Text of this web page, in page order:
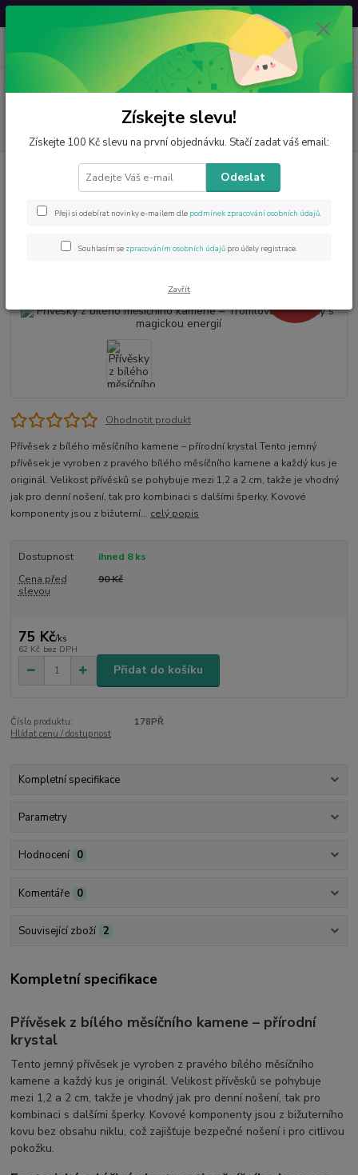
Svatovavřinecká sleva: 20 % s kódemVAVRINEC20
Menu
CZK 0
za
Šperky z minerálů
Přívěsky z bílého měsíčního kamene –
Tromlované šperky s magickou energií
Přívěsky z bílého měsíčního
kamene – Tromlované šperky s
Ohodnotit produkt
Přívěsek z bílého měsíčního kamene – přírodní krystal Tento jemný
přívěsek je vyroben z pravého bílého měsíčního kamene a každý kus je
originál. Velikost přívěsků se pohybuje mezi 1,2 a 2 cm, takže je vhodný
jak pro denní nošení, tak pro kombinaci s dalšími šperky. Kovové
komponenty jsou z bižuterní... celý popis
Dostupnost
ihned 8 ks
Cena před
slevou
90 Kč
75 Kč/ks
62 Kč bez DPH
Přidat do košíku
Číslo produktu:
178PŘ
Hlídat cenu / dostupnost
Kompletní specifikace
Parametry
Hodnocení 0
Komentáře 0
Související zboží 2
Kompletní specifikace
Přívěsek z bílého měsíčního kamene – přírodní
krystal
Tento jemný přívěsek je vyroben z pravého bílého měsíčního
kamene a každý kus je originál. Velikost přívěsků se pohybuje
mezi 1,2 a 2 cm, takže je vhodný jak pro denní nošení, tak pro
kombinaci s dalšími šperky. Kovové komponenty jsou z bižuterního
kovu bez obsahu niklu, což zajišťuje bezpečné nošení i pro citlivou
pokožku.
Získejte slevu!
Získejte 100 Kč slevu na první objednávku. Stačí zadat váš email:
Odeslat
Přeji si odebírat novinky e-mailem dle podmínek zpracování osobních údajů.
Souhlasím se zpracováním osobních údajů pro účely registrace.
Zavřít